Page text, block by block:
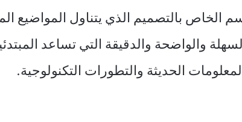
الخاص بالتصميم الذي يتناول المواضيع
والواضحة والدقيقة التي تساعد
الحديثة والتطورات التكنولوجية.